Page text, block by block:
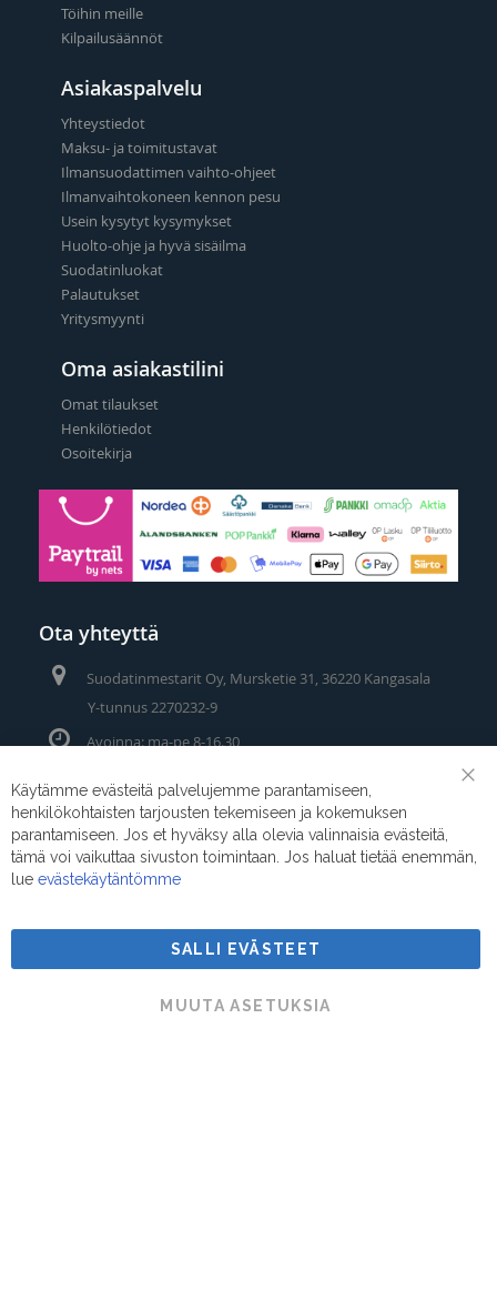
Töihin meille
Kilpailusäännöt
Asiakaspalvelu
Yhteystiedot
Maksu- ja toimitustavat
Ilmansuodattimen vaihto-ohjeet
Ilmanvaihtokoneen kennon pesu
Usein kysytyt kysymykset
Huolto-ohje ja hyvä sisäilma
Suodatinluokat
Palautukset
Yritysmyynti
Oma asiakastilini
Omat tilaukset
Henkilötiedot
Osoitekirja
Ota yhteyttä
Suodatinmestarit Oy, Mursketie 31, 36220 Kangasala
Y-tunnus 2270232-9
Avoinna: ma-pe 8-16.30
Puhelin/Whatsapp:
Sähköposti:myynti@suodatinmestarit.fi
Suodatinmestarit © 2026
Käytämme evästeitä palvelujemme parantamiseen,
henkilökohtaisten tarjousten tekemiseen ja kokemuksen
parantamiseen. Jos et hyväksy alla olevia valinnaisia evästeitä,
tämä voi vaikuttaa sivuston toimintaan. Jos haluat tietää enemmän,
lue evästekäytäntömme
SALLI EVÄSTEET
MUUTA ASETUKSIA